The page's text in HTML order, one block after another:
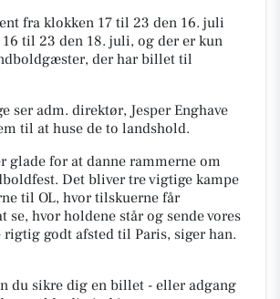
fra klokken 17 til 23 den 16. juli
til 23 den 18. juli, og der er kun
der har billet til
ser adm. direktør, Jesper Enghave
til at huse de to landshold.
glade for at danne rammerne om
Det bliver tre vigtige kampe
til OL, hvor tilskuerne får
se, hvor holdene står og sende vores
godt afsted til Paris, siger han.
du sikre dig en billet - eller adgang